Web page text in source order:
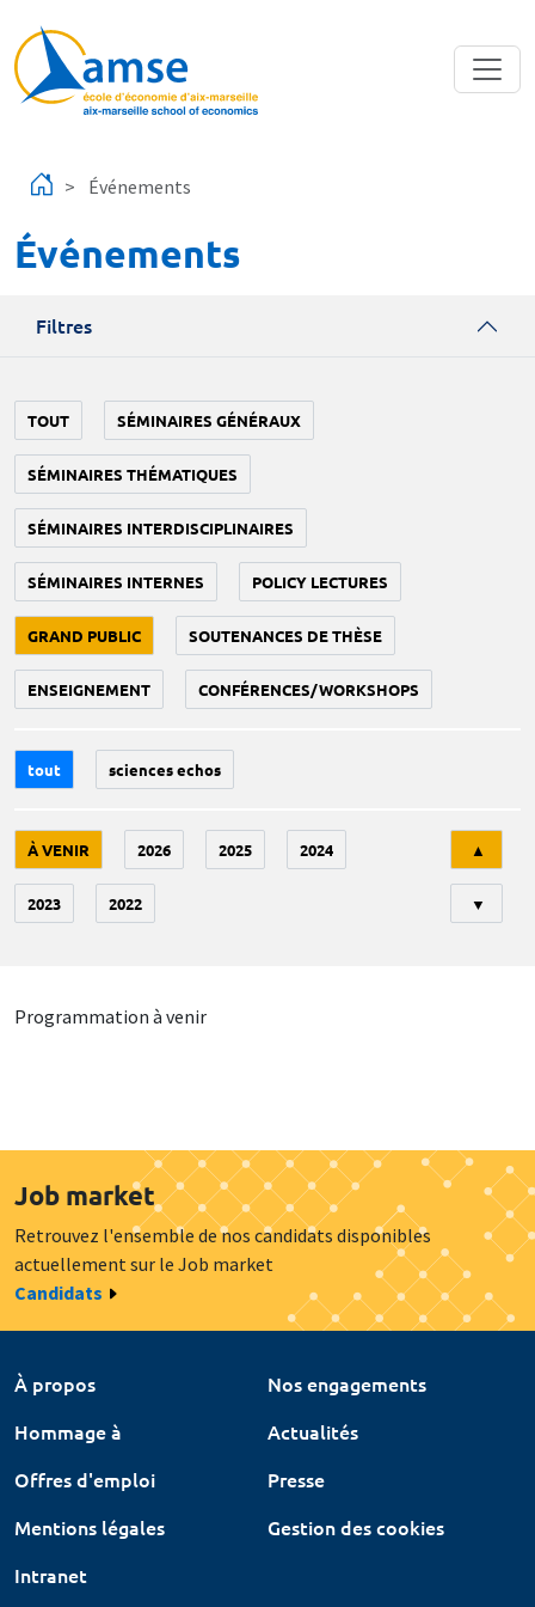
Événements
Événements
Filtres
TOUT SÉMINAIRES GÉNÉRAUX
SÉMINAIRES THÉMATIQUES
SÉMINAIRES INTERDISCIPLINAIRES
SÉMINAIRES INTERNES POLICY LECTURES
GRAND PUBLIC SOUTENANCES DE THÈSE
ENSEIGNEMENT CONFÉRENCES/WORKSHOPS
tout sciences echos
À VENIR 2026 2025 2024
2023 2022
▲
▼
Programmation à venir
Job market
Retrouvez l'ensemble de nos candidats disponibles
actuellement sur le Job market
Candidats
À propos
Nos engagements
Hommage à
Actualités
Offres d'emploi
Presse
Mentions légales
Gestion des cookies
Intranet